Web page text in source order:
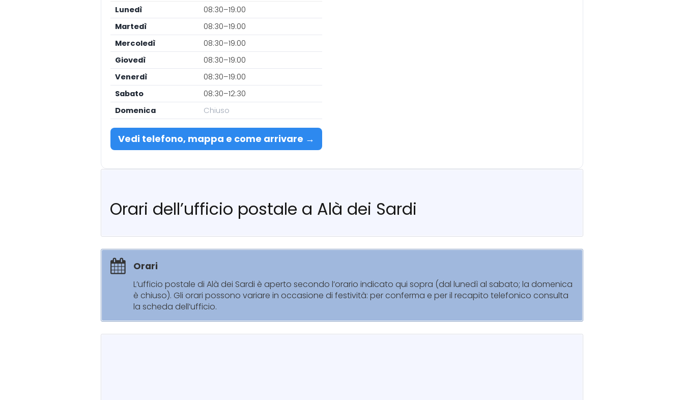
Lunedì
08:30–19:00
Martedì
08:30–19:00
Mercoledì
08:30–19:00
Giovedì
08:30–19:00
Venerdì
08:30–19:00
Sabato
08:30–12:30
Domenica
Chiuso
Vedi telefono, mappa e come arrivare →
Orari dell’ufficio postale a Alà dei Sardi
Orari
L’ufficio postale di Alà dei Sardi è aperto secondo l’orario indicato qui sopra (dal lunedì al sabato; la domenica
è chiuso). Gli orari possono variare in occasione di festività: per conferma e per il recapito telefonico consulta
la scheda dell’ufficio.